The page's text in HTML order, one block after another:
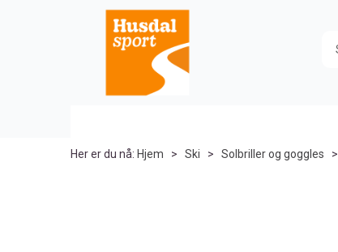
Her er du nå: Hjem > Ski > Solbriller og goggles >